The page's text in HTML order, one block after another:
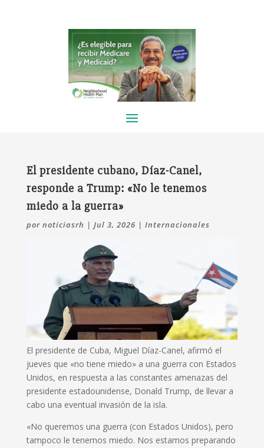
El presidente cubano, Díaz-Canel,
responde a Trump: «No le tenemos
miedo a la guerra»
por noticiasrh | Jul 3, 2026 | Internacionales
El presidente de Cuba, Miguel Díaz-Canel, afirmó el
jueves que «no tiene miedo» a una guerra con Estados
Unidos, en respuesta a las constantes amenazas del
presidente estadounidense, Donald Trump, de llevar a
cabo una eventual invasión de la isla.
«No queremos una guerra (con Estados Unidos), pero
tampoco le tenemos miedo. Nos estamos preparando